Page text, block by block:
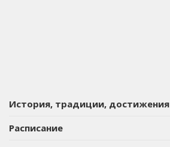
История, традиции, достижения
Расписание